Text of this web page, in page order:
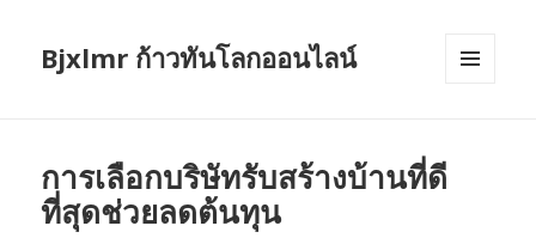
Bjxlmr ก้าวทันโลกออนไลน์
การเลือกบริษัทรับสร้างบ้านที่ดี
ที่สุดช่วยลดต้นทุน